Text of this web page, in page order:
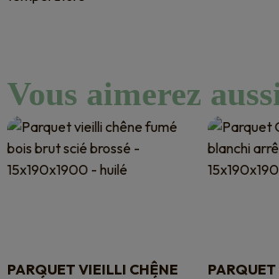
Vous aimerez
PARQUET VIEILLI CHÊNE